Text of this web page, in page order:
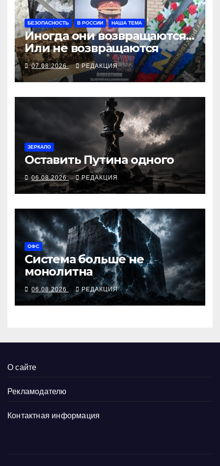
БЕЗОПАСНОСТЬ В РОССИИ НАША ТЕМА
Иногда они возвращаются…
Или не возвращаются
07.08.2026 РЕДАКЦИЯ
ЗЕРКАЛО
Оставить Путина одного
06.08.2026 РЕДАКЦИЯ
ОФС
Система больше не
монолитна
06.08.2026 РЕДАКЦИЯ
О сайте
Рекламодателю
Контактная информация